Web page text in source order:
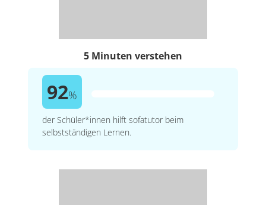
5 Minuten verstehen
92%
der Schüler*innen hilft sofatutor beim
selbstständigen Lernen.